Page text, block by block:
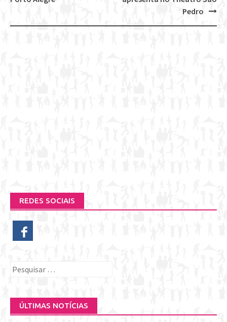
Pedro
REDES SOCIAIS
Pesquisar
ÚLTIMAS NOTÍCIAS